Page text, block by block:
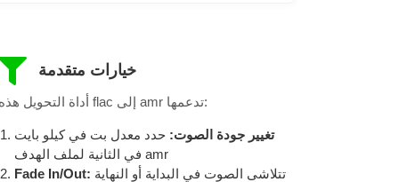
خيارات متقدمة
أداة التحويل هذه flac إلى amr تدعمها:
تغيير جودة الصوت: حدد معدل بت في كيلو بايت
في الثانية لملف الهدف amr
Fade In/Out: تتلاشى الصوت في البداية أو النهاية